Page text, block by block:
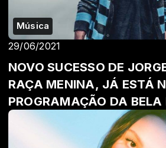
Música
29/06/2021
NOVO SUCESSO DE
RAÇA MENINA, JÁ ESTÁ
PROGRAMAÇÃO DA BELA